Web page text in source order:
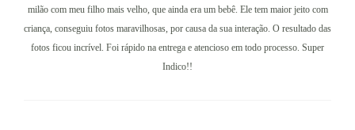
milão com meu filho mais velho, que ainda era um bebê. Ele tem maior jeito com
criança, conseguiu fotos maravilhosas, por causa da sua interação. O resultado das
fotos ficou incrível. Foi rápido na entrega e atencioso em todo processo. Super
Indico!!